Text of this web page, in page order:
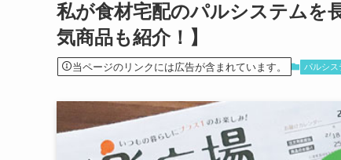
私が食材宅配のパルシステムを
気商品も紹介！】
当ページのリンクには広告が含まれています。 パルシス